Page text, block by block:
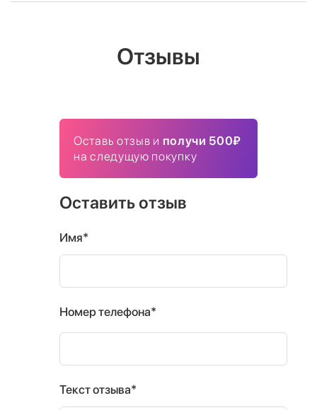
Отзывы
Оставь отзыв и получи 500₽
на следущую покупку
Оставить отзыв
Имя*
Номер телефона*
Текст отзыва*